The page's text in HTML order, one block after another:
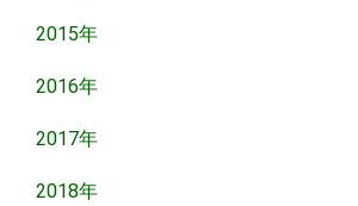
2015年
2016年
2017年
2018年